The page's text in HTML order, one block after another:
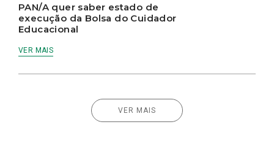
PAN/A quer saber estado de
execução da Bolsa do Cuidador
Educacional
VER MAIS
VER MAIS